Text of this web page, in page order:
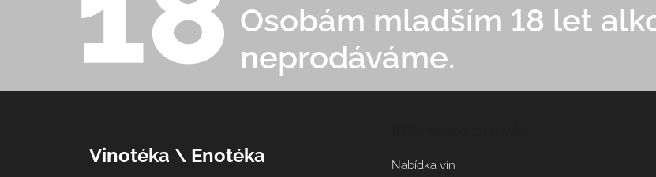
Osobám mladším 18 let
neprodáváme.
Vinotéka \ Enotéka
Nabídka vín